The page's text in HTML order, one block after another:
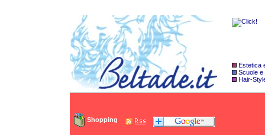
Estetica
Scuole e
Hair-
Shopping